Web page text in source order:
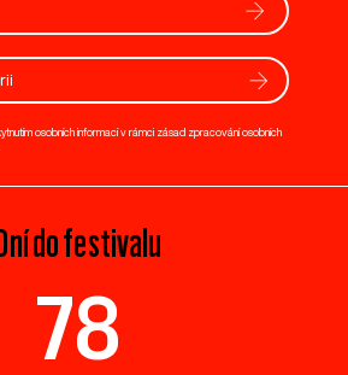
osobních informací v rámci zásad zpracování osobních
Dní do festivalu
78